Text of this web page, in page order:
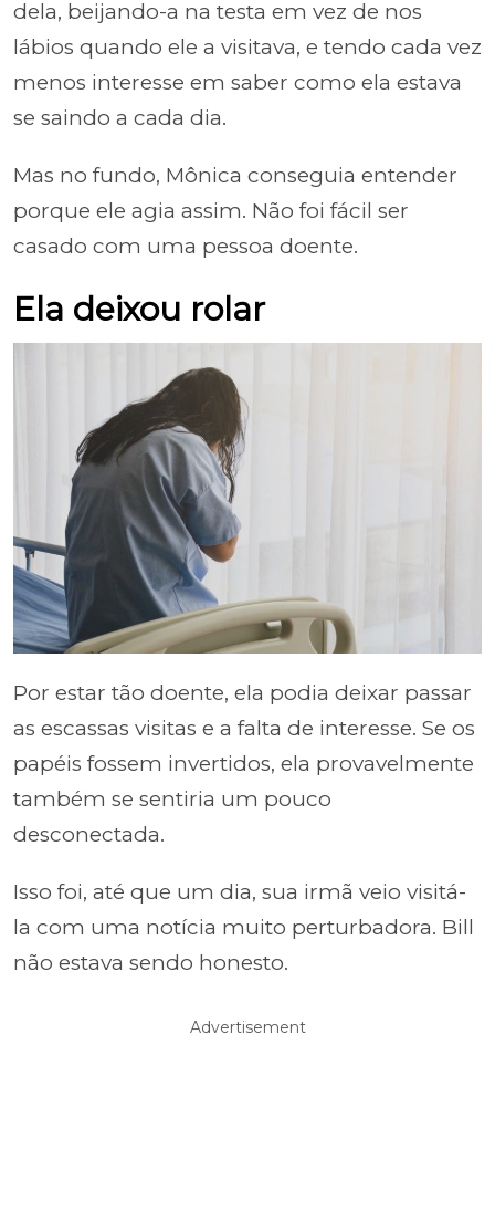
dela, beijando-a na testa em vez de nos
lábios quando ele a visitava, e tendo cada vez
menos interesse em saber como ela estava
se saindo a cada dia.
Mas no fundo, Mônica conseguia entender
porque ele agia assim. Não foi fácil ser
casado com uma pessoa doente.
Ela deixou rolar
Por estar tão doente, ela podia deixar passar
as escassas visitas e a falta de interesse. Se os
papéis fossem invertidos, ela provavelmente
também se sentiria um pouco
desconectada.
Isso foi, até que um dia, sua irmã veio visitá-
la com uma notícia muito perturbadora. Bill
não estava sendo honesto.
Advertisement